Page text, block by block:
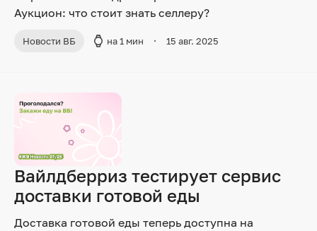
Аукцион: что стоит знать селлеру?
Новости ВБ на 1 мин 15 авг. 2025
Вайлдберриз тестирует сервис
доставки готовой еды
Доставка готовой еды теперь доступна на